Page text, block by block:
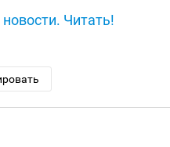
Читать!